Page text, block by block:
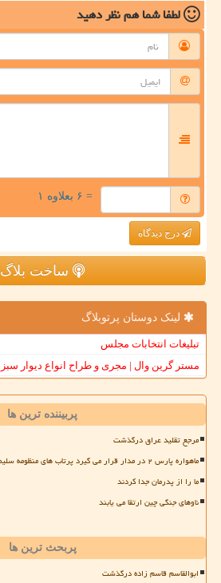
لطفا شما همنظر دهید
= ۶ بعلاوه ۱
درج دیدگاه
ساخت بلاگ
لینک دوستان پرتوبلاگ
تبلیغات انتخابات مجلس
مستر گرین وال | مجری و طراح انواع دیوار سبز
پربیننده ترین ها
مرجع تقلید عراق درگذشت
ماهواره پارس ۲ در مدار قرار می گیرد پرتاب های منظومه سلیمانی در۱۴۰۵
ما را از پدرمان جدا کردند
ناوهای جنگی چین ارتقا می یابند
پربحث ترین ها
ابوالقاسم قاسم زاده درگذشت